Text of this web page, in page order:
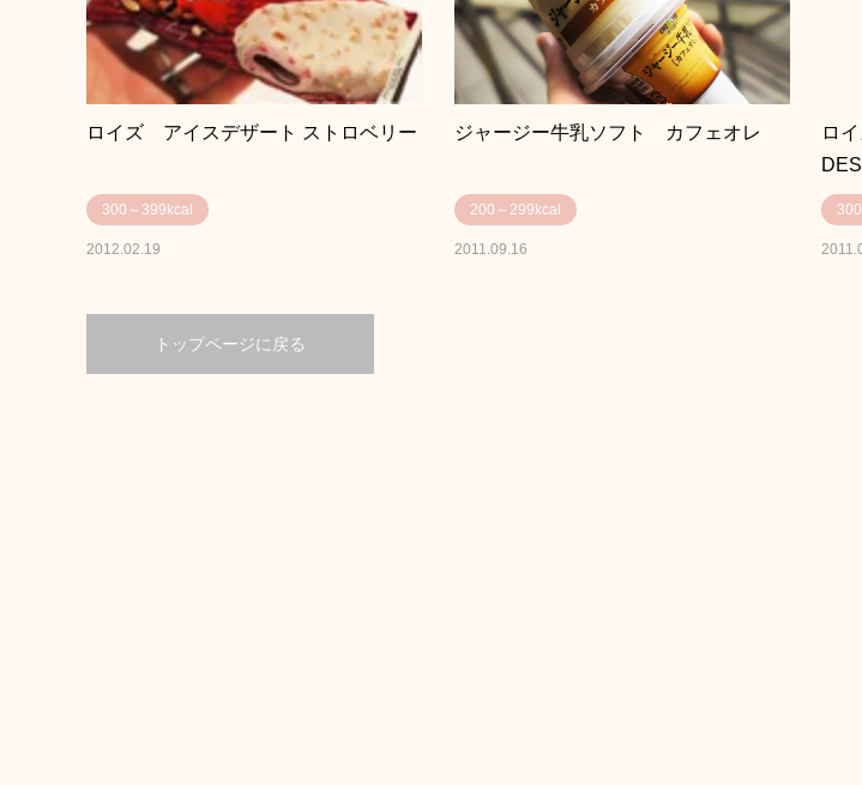
ロイズ アイスデザート ストロベリー
300～399kcal
2012.02.19
ジャージー牛乳ソフト カフェオレ
200～299kcal
2011.09.16
ロ
トップページに戻る